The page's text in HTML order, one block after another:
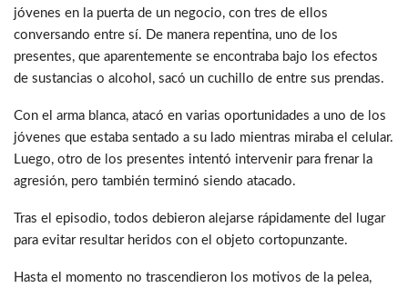
jóvenes en la puerta de un negocio, con tres de ellos
conversando entre sí. De manera repentina, uno de los
presentes, que aparentemente se encontraba bajo los efectos
de sustancias o alcohol, sacó un cuchillo de entre sus prendas.
Con el arma blanca, atacó en varias oportunidades a uno de los
jóvenes que estaba sentado a su lado mientras miraba el celular.
Luego, otro de los presentes intentó intervenir para frenar la
agresión, pero también terminó siendo atacado.
Tras el episodio, todos debieron alejarse rápidamente del lugar
para evitar resultar heridos con el objeto cortopunzante.
Hasta el momento no trascendieron los motivos de la pelea,